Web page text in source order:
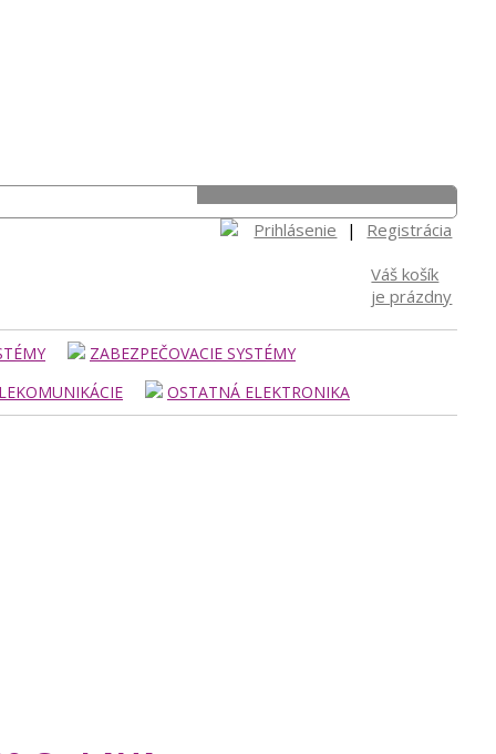
Prihlásenie |
Registrácia
Váš košík
je prázdny
ZABEZPEČOVACIE SYSTÉMY
OSTATNÁ ELEKTRONIKA